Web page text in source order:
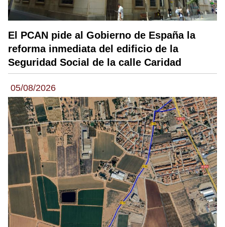
El PCAN pide al Gobierno de España la
reforma inmediata del edificio de la
Seguridad Social de la calle Caridad
05/08/2026